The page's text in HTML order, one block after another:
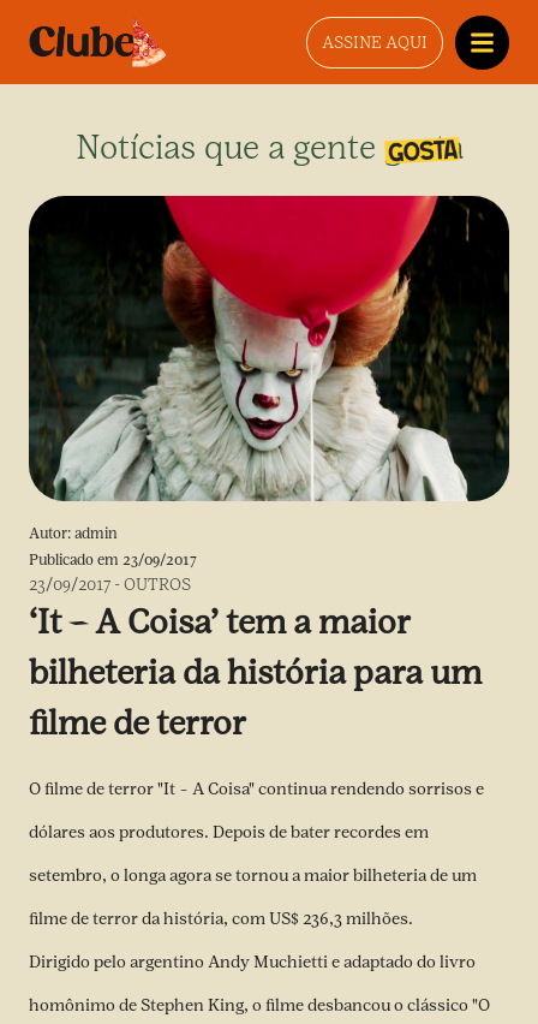
ASSINE AQUI
Notícias que a gente gosta
Autor: admin
Publicado em 23/09/2017
23/09/2017 -OUTROS
‘It – A Coisa’ tem a maior
bilheteria da história para um
filme de terror
O filme de terror "It – A Coisa" continua rendendo sorrisos e
dólares aos produtores. Depois de bater recordes em
setembro, o longa agora se tornou a maior bilheteria de um
filme de terror da história, com US$ 236,3 milhões.
Dirigido pelo argentino Andy Muchietti e adaptado do livro
homônimo de Stephen King, o filme desbancou o clássico "O